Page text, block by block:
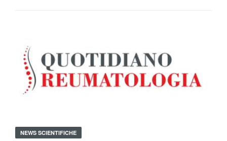
NEWS SCIENTIFICHE